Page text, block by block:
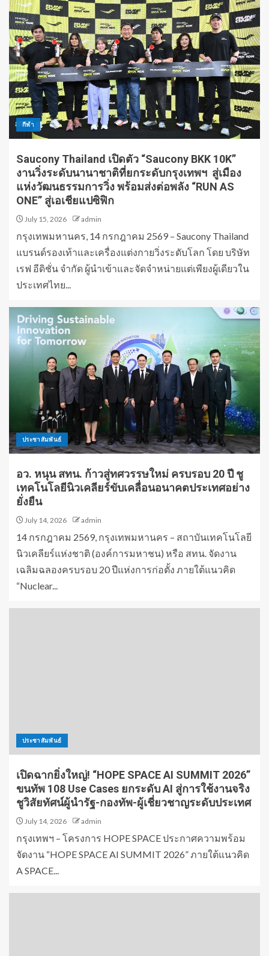
กีฬา
Saucony Thailand เปิดตัว “Saucony BKK 10K”
งานวิ่งระดับนานาชาติที่ยกระดับกรุงเทพฯ สู่เมือง
แห่งวัฒนธรรมการวิ่ง พร้อมส่งต่อพลัง “RUN AS
ONE” สู่เอเชียแปซิฟิก
July 15, 2026 admin
กรุงเทพมหานคร, 14 กรกฎาคม 2569 – Saucony Thailand
แบรนด์รองเท้าและเครื่องแต่งกายวิ่งระดับโลก โดย บริษัท
เรฟ อีดิชั่น จำกัด ผู้นำเข้าและจัดจำหน่ายแต่เพียงผู้เดียวใน
ประเทศไทย...
ประชาสัมพันธ์
อว. หนุน สทน. ก้าวสู่ทศวรรษใหม่ ครบรอบ 20 ปี ชู
เทคโนโลยีนิวเคลียร์ขับเคลื่อนอนาคตประเทศอย่าง
ยั่งยืน
July 14, 2026 admin
14 กรกฎาคม 2569, กรุงเทพมหานคร – สถาบันเทคโนโลยี
นิวเคลียร์แห่งชาติ (องค์การมหาชน) หรือ สทน. จัดงาน
เฉลิมฉลองครบรอบ 20 ปีแห่งการก่อตั้ง ภายใต้แนวคิด
“Nuclear...
ประชาสัมพันธ์
เปิดฉากยิ่งใหญ่! “HOPE SPACE AI SUMMIT 2026”
ขนทัพ 108 Use Cases ยกระดับ AI สู่การใช้งานจริง
ชูวิสัยทัศน์ผู้นำรัฐ-กองทัพ-ผู้เชี่ยวชาญระดับประเทศ
July 14, 2026 admin
กรุงเทพฯ – โครงการ HOPE SPACE ประกาศความพร้อม
จัดงาน “HOPE SPACE AI SUMMIT 2026” ภายใต้แนวคิด
A SPACE...